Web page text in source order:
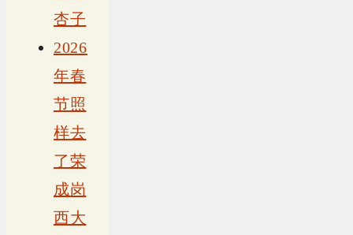
杏子
2026
年春
节照
样去
了荣
成岗
西大